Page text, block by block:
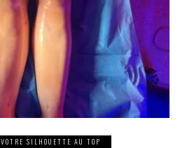
VOTRE SILHOUETTE AU TOP